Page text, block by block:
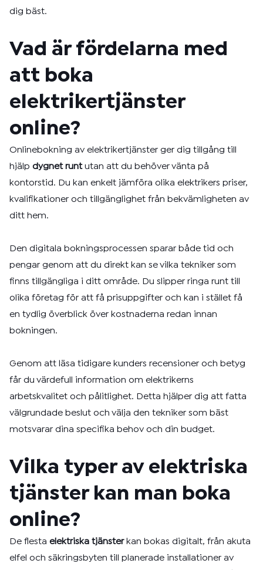
dig bäst.
Vad är fördelarna med
att boka
elektrikertjänster
online?
Onlinebokning av elektrikertjänster ger dig tillgång till
hjälp dygnet runtutan att du behöver vänta på
kontorstid. Du kan enkelt jämföra olika elektrikers priser,
kvalifikationer och tillgänglighet från bekvämligheten av
ditt hem.
Den digitala bokningsprocessen sparar både tid och
pengar genom att du direkt kan se vilka tekniker som
finns tillgängliga i ditt område. Du slipper ringa runt till
olika företag för att få prisuppgifter och kan i stället få
en tydlig överblick över kostnaderna redan innan
bokningen.
Genom att läsa tidigare kunders recensioner och betyg
får du värdefull information om elektrikerns
arbetskvalitet och pålitlighet. Detta hjälper dig att fatta
välgrundade beslut och välja den tekniker som bäst
motsvarar dina specifika behov och din budget.
Vilka typer av elektriska
tjänster kan man boka
online?
De flesta elektriska tjänsterkan bokas digitalt, från akuta
elfel och säkringsbyten till planerade installationer av